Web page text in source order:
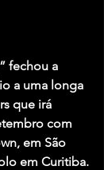
fechou a
a uma longa
que irá
com
em São
em Curitiba.